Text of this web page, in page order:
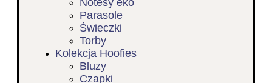
Notesy eko
Parasole
Świeczki
Torby
Kolekcja Hoofies
Bluzy
Czapki